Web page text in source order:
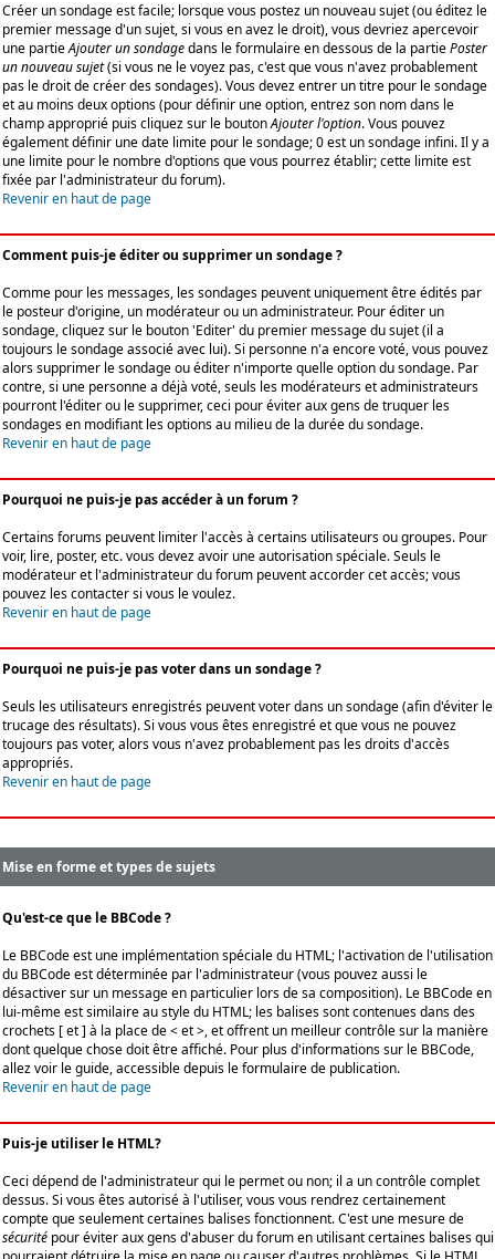
Créer un sondage est facile; lorsque vous postez un nouveau sujet (ou éditez le
premier message d'un sujet, si vous en avez le droit), vous devriez apercevoir
une partieAjouter un sondagedans le formulaire en dessous de la partiePoster
un nouveau sujet(si vous ne le voyez pas, c'est que vous n'avez probablement
pas le droit de créer des sondages). Vous devez entrer un titre pour le sondage
et au moins deux options (pour définir une option, entrez son nom dans le
champ approprié puis cliquez sur le boutonAjouter l'option. Vous pouvez
également définir une date limite pour le sondage; 0 est un sondage infini. Il y a
une limite pour le nombre d'options que vous pourrez établir; cette limite est
fixée par l'administrateur du forum).
Revenir en haut de page
Comment puis-je éditer ou supprimer un sondage ?
Comme pour les messages, les sondages peuvent uniquement être édités par
le posteur d'origine, un modérateur ou un administrateur. Pour éditer un
sondage, cliquez sur le bouton 'Editer' du premier message du sujet (il a
toujours le sondage associé avec lui). Si personne n'a encore voté, vous pouvez
alors supprimer le sondage ou éditer n'importe quelle option du sondage. Par
contre, si une personne a déjà voté, seuls les modérateurs et administrateurs
pourront l'éditer ou le supprimer, ceci pour éviter aux gens de truquer les
sondages en modifiant les options au milieu de la durée du sondage.
Revenir en haut de page
Pourquoi ne puis-je pas accéder à un forum ?
Certains forums peuvent limiter l'accès à certains utilisateurs ou groupes. Pour
voir, lire, poster, etc. vous devez avoir une autorisation spéciale. Seuls le
modérateur et l'administrateur du forum peuvent accorder cet accès; vous
pouvez les contacter si vous le voulez.
Revenir en haut de page
Pourquoi ne puis-je pas voter dans un sondage ?
Seuls les utilisateurs enregistrés peuvent voter dans un sondage (afin d'éviter le
trucage des résultats). Si vous vous êtes enregistré et que vous ne pouvez
toujours pas voter, alors vous n'avez probablement pas les droits d'accès
appropriés.
Revenir en haut de page
Mise en forme et types de sujets
Qu'est-ce que le BBCode ?
Le BBCode est une implémentation spéciale du HTML; l'activation de l'utilisation
du BBCode est déterminée par l'administrateur (vous pouvez aussi le
désactiver sur un message en particulier lors de sa composition). Le BBCode en
lui-même est similaire au style du HTML; les balises sont contenues dans des
crochets [ et ] à la place de < et >, et offrent un meilleur contrôle sur la manière
dont quelque chose doit être affiché. Pour plus d'informations sur le BBCode,
allez voir le guide, accessible depuis le formulaire de publication.
Revenir en haut de page
Puis-je utiliser le HTML?
Ceci dépend de l'administrateur qui le permet ou non; il a un contrôle complet
dessus. Si vous êtes autorisé à l'utiliser, vous vous rendrez certainement
compte que seulement certaines balises fonctionnent. C'est une mesure de
sécurité pour éviter aux gens d'abuser du forum en utilisant certaines balises qui